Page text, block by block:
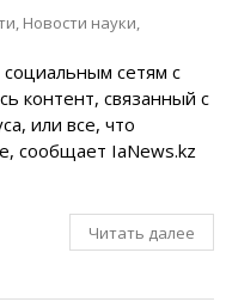
, Новости науки,
сетям с
контент, связанный с
или все, что
сообщает IaNews.kz
Читать далее